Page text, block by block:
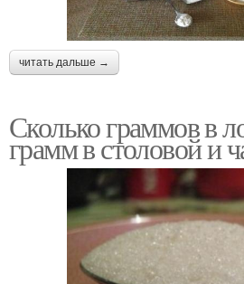
читать дальше →
Сколько граммов в
грамм в столовой и